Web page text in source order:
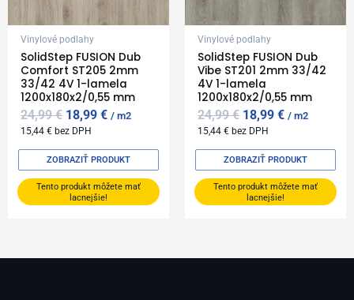
Vinylové podlahy
SolidStep FUSION Dub
Comfort ST205 2mm
33/42 4V 1-lamela
1200x180x2/0,55 mm
24,99€ 18,99€ m2
15,44€ bez DPH
Tento produkt môžete mať
lacnejšie!
ZOBRAZIŤ PRODUKT
Vinylové podlahy
SolidStep FUSION Dub
Vibe ST201 2mm 33/42
4V 1-lamela
1200x180x2/0,55 mm
24,99€ 18,99€ m2
15,44€ bez DPH
Tento produkt môžete mať
lacnejšie!
ZOBRAZIŤ PRODUKT